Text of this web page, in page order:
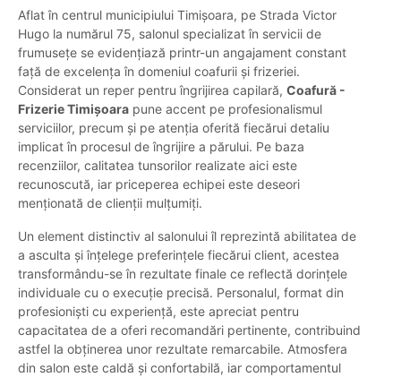
Aflat în centrul municipiului Timișoara, pe Strada Victor
Hugo la numărul 75, salonul specializat în servicii de
frumusețe se evidențiază printr-un angajament constant
față de excelența în domeniul coafurii și frizeriei.
Considerat un reper pentru îngrijirea capilară, Coafură -
Frizerie Timișoara pune accent pe profesionalismul
serviciilor, precum și pe atenția oferită fiecărui detaliu
implicat în procesul de îngrijire a părului. Pe baza
recenziilor, calitatea tunsorilor realizate aici este
recunoscută, iar priceperea echipei este deseori
menționată de clienții mulțumiți.
Un element distinctiv al salonului îl reprezintă abilitatea de
a asculta și înțelege preferințele fiecărui client, acestea
transformându-se în rezultate finale ce reflectă dorințele
individuale cu o execuție precisă. Personalul, format din
profesioniști cu experiență, este apreciat pentru
capacitatea de a oferi recomandări pertinente, contribuind
astfel la obținerea unor rezultate remarcabile. Atmosfera
din salon este caldă și confortabilă, iar comportamentul